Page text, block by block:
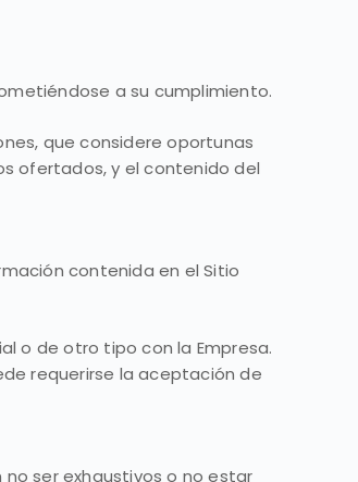
a su cumplimiento.
que considere oportunas
ofertados, y el contenido del
contenida en el Sitio
o de otro tipo con la Empresa.
requerirse la aceptación de
ser exhaustivos o no estar